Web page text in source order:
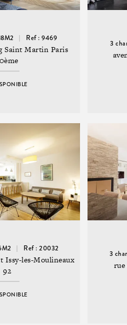
Ref : 9469
Saint Martin Paris
3
Ref : 20032
Issy-les-Moulineaux
92
3
rue